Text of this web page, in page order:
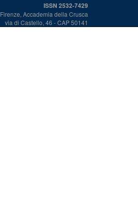
ISSN 2532-7429
Firenze, Accademia della Crusca
via di Castello, 46 - CAP 50141